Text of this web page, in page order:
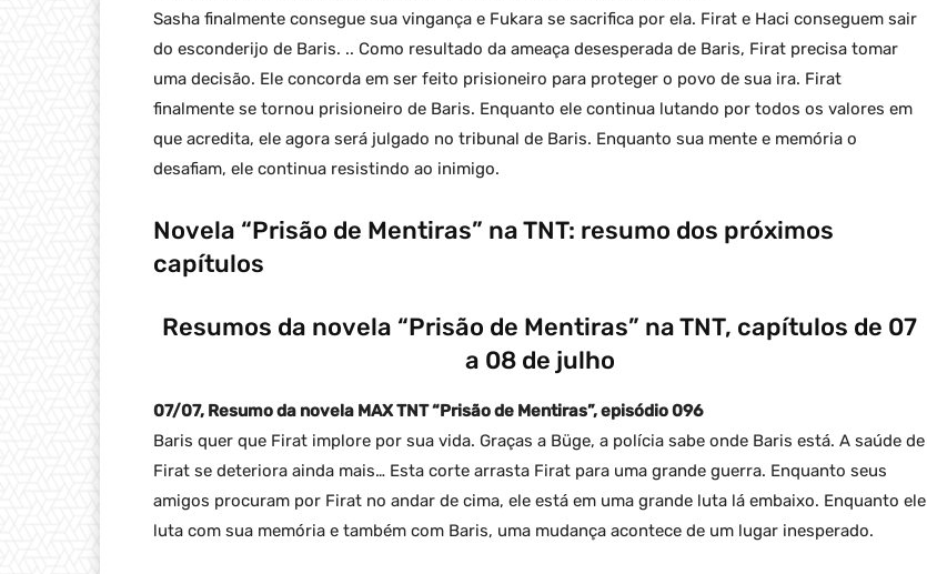
Sasha finalmente consegue sua vingança e Fukara se sacrifica por ela. Firat e Haci conseguem sair
do esconderijo de Baris. .. Como resultado da ameaça desesperada de Baris, Firat precisa tomar
uma decisão. Ele concorda em ser feito prisioneiro para proteger o povo de sua ira. Firat
finalmente se tornou prisioneiro de Baris. Enquanto ele continua lutando por todos os valores em
que acredita, ele agora será julgado no tribunal de Baris. Enquanto sua mente e memória o
desafiam, ele continua resistindo ao inimigo.
Novela “Prisão de Mentiras” na TNT: resumo dos próximos
capítulos
Resumos da novela “Prisão de Mentiras” na TNT, capítulos de 07
a 08 de julho
07/07, Resumo da novela MAX TNT “Prisão de Mentiras”, episódio 096
Baris quer que Firat implore por sua vida. Graças a Büge, a polícia sabe onde Baris está. A saúde de
Firat se deteriora ainda mais… Esta corte arrasta Firat para uma grande guerra. Enquanto seus
amigos procuram por Firat no andar de cima, ele está em uma grande luta lá embaixo. Enquanto ele
luta com sua memória e também com Baris, uma mudança acontece de um lugar inesperado.